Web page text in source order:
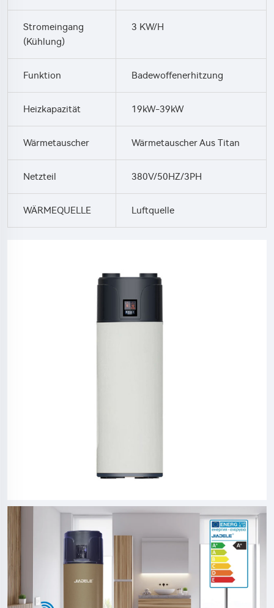
Stromeingang
(Kühlung)
3 KW/h
Funktion Badewoffenerhitzung
Heizkapazität 19kW-39kW
Wärmetauscher Wärmetauscher Aus Titan
Netzteil 380V/50HZ/3PH
WÄRMEQUELLE Luftquelle